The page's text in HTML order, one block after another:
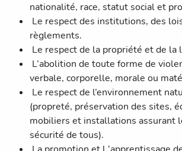
nationalité, race, statut social et
Le respect des institutions, des
règlements.
Le respect de la propriété et de la
L’abolition de toute forme de
verbale, corporelle, morale ou
Le respect de l’environnement
(propreté, préservation des sites,
mobiliers et installations assurant
sécurité de tous).